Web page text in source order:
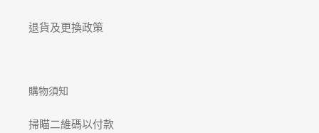
退貨及更換政策
購物須知
掃瞄二維碼以付款